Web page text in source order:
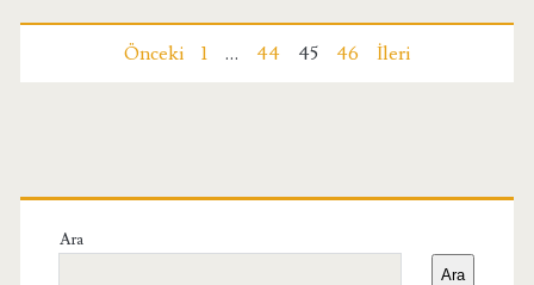
Protokolleri
Önceki 1 … 44 45 46 İleri
Birincil
Yan
Ara
Ara